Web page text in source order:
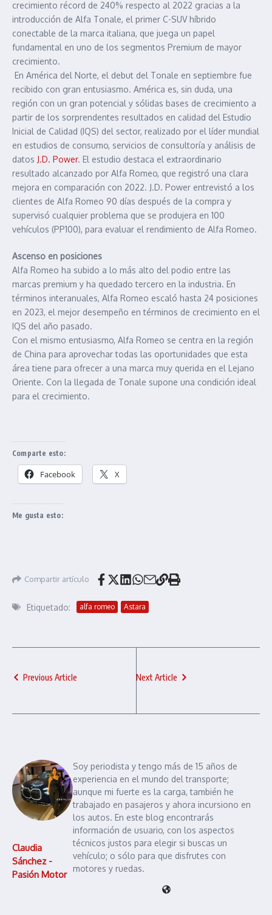
crecimiento récord de 240% respecto al 2022 gracias a la
introducción de Alfa Tonale, el primer C-SUV híbrido
conectable de la marca italiana, que juega un papel
fundamental en uno de los segmentos Premium de mayor
crecimiento.
En América del Norte, el debut del Tonale en septiembre fue
recibido con gran entusiasmo. América es, sin duda, una
región con un gran potencial y sólidas bases de crecimiento a
partir de los sorprendentes resultados en calidad del Estudio
Inicial de Calidad (IQS) del sector, realizado por el líder mundial
en estudios de consumo, servicios de consultoría y análisis de
datos J.D. Power. El estudio destaca el extraordinario
resultado alcanzado por Alfa Romeo, que registró una clara
mejora en comparación con 2022. J.D. Power entrevistó a los
clientes de Alfa Romeo 90 días después de la compra y
supervisó cualquier problema que se produjera en 100
vehículos (PP100), para evaluar el rendimiento de Alfa Romeo.
Ascenso en posiciones
Alfa Romeo ha subido a lo más alto del podio entre las
marcas premium y ha quedado tercero en la industria. En
términos interanuales, Alfa Romeo escaló hasta 24 posiciones
en 2023, el mejor desempeño en términos de crecimiento en el
IQS del año pasado.
Con el mismo entusiasmo, Alfa Romeo se centra en la región
de China para aprovechar todas las oportunidades que esta
área tiene para ofrecer a una marca muy querida en el Lejano
Oriente. Con la llegada de Tonale supone una condición ideal
para el crecimiento.
Comparte esto:
Facebook X
Me gusta esto:
Compartir artículo
Etiquetado: alfa romeo Astara
Previous Article Next Article
Claudia
Sánchez -
Pasión Motor
Soy periodista y tengo más de 15 años de
experiencia en el mundo del transporte;
aunque mi fuerte es la carga, también he
trabajado en pasajeros y ahora incursiono en
los autos. En este blog encontrarás
información de usuario, con los aspectos
técnicos justos para elegir si buscas un
vehículo; o sólo para que disfrutes con
motores y ruedas.